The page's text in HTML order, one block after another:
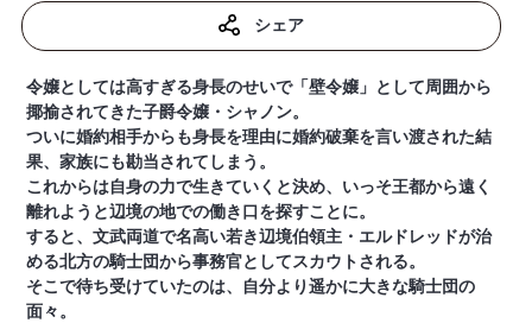
シェア
令嬢としては高すぎる身長のせいで「壁令嬢」として周囲から
揶揄されてきた子爵令嬢・シャノン。
ついに婚約相手からも身長を理由に婚約破棄を言い渡された結
果、家族にも勘当されてしまう。
これからは自身の力で生きていくと決め、いっそ王都から遠く
離れようと辺境の地での働き口を探すことに。
すると、文武両道で名高い若き辺境伯領主・エルドレッドが治
める北方の騎士団から事務官としてスカウトされる。
そこで待ち受けていたのは、自分より遥かに大きな騎士団の
面々。